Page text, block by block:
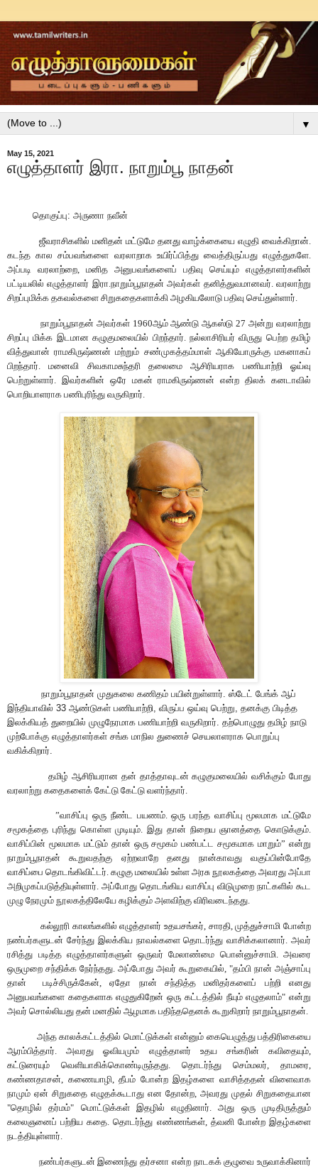
▼
May 15, 2021
எழுத்தாளர் இரா. நாறும்பூ நாதன்
தொகுப்பு: அருணா நவீன்
ஜீவராசிகளில் மனிதன் மட்டுமே தனது வாழ்க்கையை எழுதி வைக்கிறான்.
கடந்த கால சம்பவங்களை வரலாறாக உயிர்ப்பித்து வைத்திருப்பது எழுத்துகளே.
அப்படி வரலாற்றை, மனித அனுபவங்களைப் பதிவு செய்யும் எழுத்தாளர்களின்
பட்டியலில் எழுத்தாளர் இரா.நாறும்பூநாதன் அவர்கள் தனித்துவமானவர். வரலாற்று
சிறப்புமிக்க தகவல்களை சிறுகதைகளாக்கி அழகியலோடு பதிவு செய்துள்ளார்.
நாறும்பூநாதன் அவர்கள் 1960ஆம் ஆண்டு ஆகஸ்டு 27 அன்று வரலாற்று
சிறப்பு மிக்க இடமான கழுகுமலையில் பிறந்தார். நல்லாசிரியர் விருது பெற்ற தமிழ்
வித்துவான் ராமகிருஷ்ணன் மற்றும் சண்முகத்தம்மாள் ஆகியோருக்கு மகனாகப்
பிறந்தார். மனைவி சிவகாமசுந்தரி தலைமை ஆசிரியராக பணியாற்றி ஓய்வு
பெற்றுள்ளார். இவர்களின் ஒரே மகன் ராமகிருஷ்ணன் என்ற திலக் கனடாவில்
பொறியாளராக பணிபுரிந்து வருகிறார்.
நாறும்பூநாதன் முதுகலை கணிதம் பயின்றுள்ளார். ஸ்டேட் பேங்க் ஆப்
இந்தியாவில் 33 ஆண்டுகள் பணியாற்றி விருப்ப ஒய்வு பெற்று தனக்கு பிடித்த
இலக்கியத் துறையில் முழுநேரமாக பணியாற்றி வருகிறார். தற்பொழுது தமிழ் நாடு
முற்போக்கு எழுத்தாளர்கள் சங்க மாநில துணைச் செயலாளராக பொறுப்பு
வகிக்கிறார்.
தமிழ் ஆசிரியரான தன் தாத்தாவுடன் கழுகுமலையில் வசிக்கும் போது
வரலாற்று கதைகளைக் கேட்டு கேட்டு வளர்ந்தார்.
”வாசிப்பு ஒரு நீண்ட பயணம். ஒரு பரந்த வாசிப்பு மூலமாக மட்டுமே
சமூகத்தை புரிந்து கொள்ள முடியும். இது தான் நிறைய ஞானத்தை கொடுக்கும்.
வாசிப்பின் மூலமாக மட்டும் தான் ஒரு சமூகம் பண்பட்ட சமூகமாக மாறும்”என்று
நாறும்பூநாதன் கூறுவதற்கு ஏற்றவாறே தனது நான்காவது வகுப்பின்போதே
வாசிப்பை தொடங்கிவிட்டர். கழுகு மலையில் உள்ள அரசு நூலகத்தை அவரது அப்பா
அறிமுகப்படுத்தியுள்ளார். அப்போது தொடங்கிய வாசிப்பு விடுமுறை நாட்களில் கூட
முழு நேரமும் நூலகத்திலேயே கழிக்கும் அளவிற்கு விரிவடைந்தது.
கல்லூரி காலங்களில் எழுத்தாளர் உதயசங்கர், சாரதி, முத்துச்சாமி போன்ற
நண்பர்களுடன் சேர்ந்து இலக்கிய நாவல்களை தொடர்ந்து வாசிக்கலானார். அவர்
ரசித்து படித்த எழுத்தாளர்களுள் ஒருவர் மேலாண்மை பொன்னுச்சாமி. அவரை
ஒருமுறை சந்திக்க நேர்ந்தது. அப்போது அவர் கூறுகையில், "தம்பி நான் அஞ்சாப்பு
தான்
படிச்சிருக்கேன், ஏதோ நான் சந்தித்த மனிதர்களைப் பற்றி எனது
அனுபவங்களை கதைகளாக எழுதுகிறேன் ஒரு கட்டத்தில் நீயும் எழுதலாம்" என்று
அவர் சொல்லியது தன் மனதில் ஆழமாக பதிந்ததெனக் கூறுகிறார் நாறும்பூநாதன்.
அந்த காலக்கட்டத்தில் மொட்டுக்கள் என்னும் கையெழுத்து பத்திரிகையை
ஆரம்பித்தார். அவரது ஓவியமும் எழுத்தாளர் உதய சங்கரின் கவிதையும்,
கட்டுரையும் வெளியாகிக்கொண்டிருந்தது. தொடர்ந்து செம்மலர், தாமரை,
கண்ணதாசன், கணையாழி, தீபம் போன்ற இதழ்களை வாசித்ததன் விளைவாக
நாமும் ஏன் சிறுகதை எழுதக்கூடாது என தோன்ற, அவரது முதல் சிறுகதையான
"தொழில் தர்மம்" மொட்டுக்கள் இதழில் எழுதினார். அது ஒரு முடிதிருத்தும்
கலைஞனைப்பற்றிய கதை. தொடர்ந்து எண்ணங்கள், த்வனி போன்ற இதழ்களை
நடத்தியுள்ளார்.
நண்பர்களுடன் இணைந்து தர்சனா என்ற நாடகக் குழுவை உருவாக்கினார்